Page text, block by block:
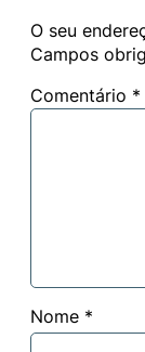
O seu
Campos
Comentário *
Nome *